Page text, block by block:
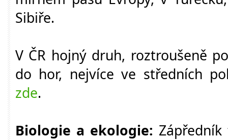
Sibiře.
V ČR hojný druh, roztroušeně
do hor, nejvíce ve středních
zde.
Biologie a ekologie: